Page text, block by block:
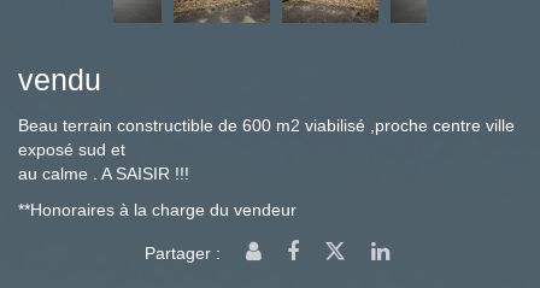
vendu
Beau terrain constructible de 600 m2 viabilisé ,proche centre ville
exposé sud et
au calme . A SAISIR !!!
**Honoraires à la charge du vendeur
Partager :